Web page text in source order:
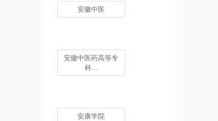
安徽中医
安徽中医药高等专
科...
安康学院